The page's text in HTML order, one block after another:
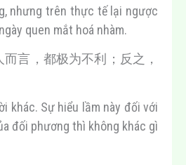
nhưng trên thực tế lại ngược
quen mắt hoá nhàm.
言，都极为不利；反之，
khác. Sự hiểu lầm này đối với
đối phương thì không khác gì